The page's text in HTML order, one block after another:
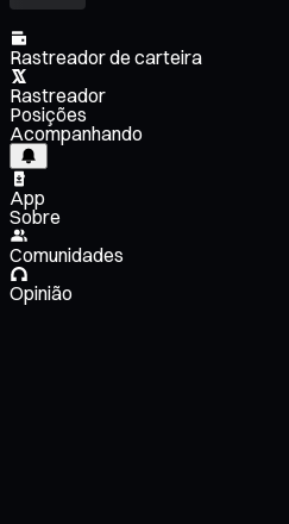
Rastreador de carteira
Rastreador
Posições
Acompanhando
App
Sobre
Comunidades
Opinião